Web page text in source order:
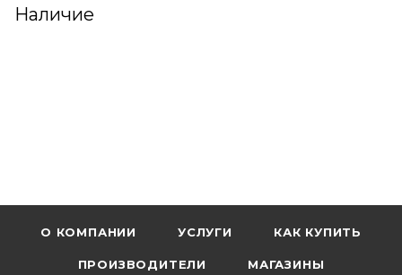
Наличие
О КОМПАНИИ УСЛУГИ КАК КУПИТЬ
ПРОИЗВОДИТЕЛИ МАГАЗИНЫ